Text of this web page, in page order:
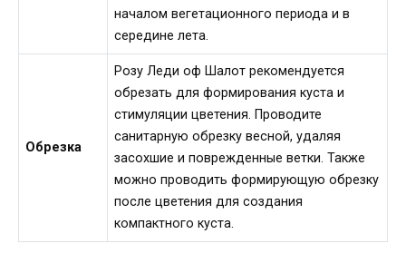
началом вегетационного периода и в
середине лета.
Обрезка
Розу Леди оф Шалот рекомендуется
обрезать для формирования куста и
стимуляции цветения. Проводите
санитарную обрезку весной, удаляя
засохшие и поврежденные ветки. Также
можно проводить формирующую обрезку
после цветения для создания
компактного куста.